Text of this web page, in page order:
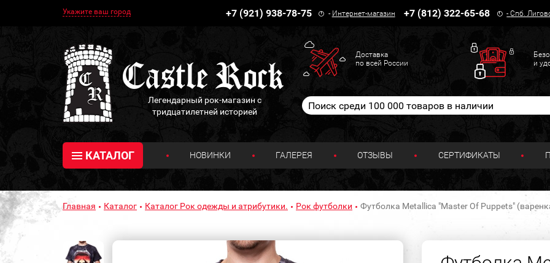
Укажите ваш город +7 (921) 938-78-75 - Интернет-магазин +7 (812) 322-65-68 -Спб.
Легендарный рок-магазин с
тридцатилетней историей
Доставка
по всей России
и
КАТАЛОГ НОВИНКИ ГАЛЕРЕЯ ОТЗЫВЫ СЕРТИФИКАТЫ
Главная Каталог Каталог Рок одежды и атрибутики. Рок футболки Футболка Metallica "Master Of Puppets"